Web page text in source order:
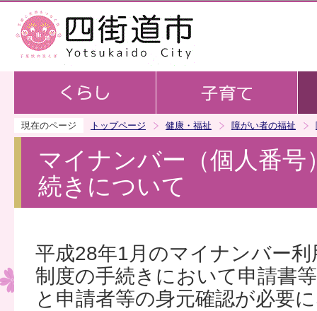
現在のページ トップページ 健康・福祉 障がい者の福祉
マイナンバー（個人番号
続きについて
平成28年1月のマイナンバー
制度の手続きにおいて申請書
と申請者等の身元確認が必要